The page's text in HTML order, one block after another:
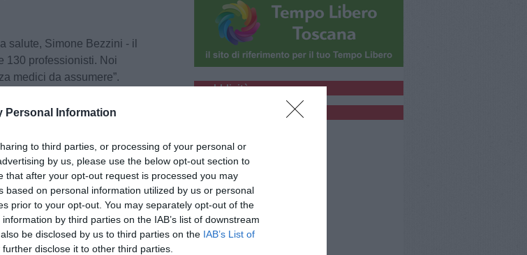
Personal Information
to third parties, or processing of your personal or
by us, please use the below opt-out section to
that after your opt-out request is processed you may
based on personal information utilized by us or personal
prior to your opt-out. You may separately opt-out of the
by third parties on the IAB’s list of downstream
be disclosed by us to third parties on the IAB’s List of
disclose it to other third parties.
salute, Simone Bezzini - il
130 professionisti. Noi
medici da assumere”.
altre strade per
le aree mediche di
in prospettiva,
entro la prima metà di
in prima
cercherà di tenere conto
di sede di lavoro
sprecare nessuna risorsa.
pubblicità